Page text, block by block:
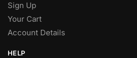
Sign Up
Your Cart
Account Details
HELP